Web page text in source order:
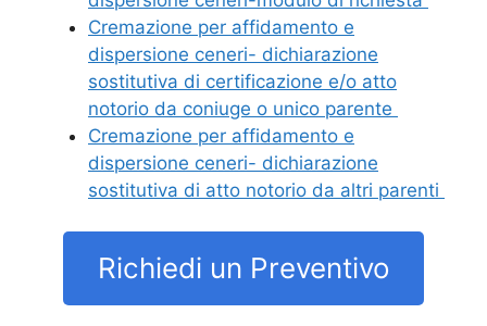
Cremazione per affidamento e
dispersione ceneri- dichiarazione
sostitutiva di certificazione e/o atto
notorio da coniuge o unico parente
Cremazione per affidamento e
dispersione ceneri- dichiarazione
sostitutiva di atto notorio da altri parenti
Richiedi un Preventivo